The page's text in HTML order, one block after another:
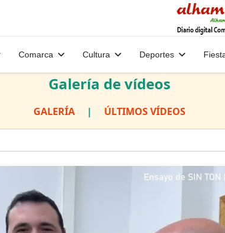
Comarca Cultura Deportes
Galería de vídeos
GALERÍA | ÚLTIMOS VÍDEOS